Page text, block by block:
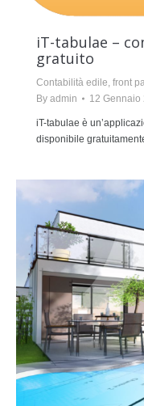
iT-tabulae –
gratuito
Contabilità edile, front
By admin 12 Gennaio
iT-tabulae è
disponibile